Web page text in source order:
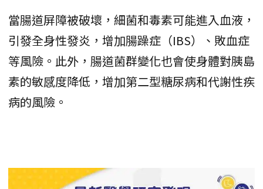
當腸道屏障被破壞，細菌和毒素可能進入血液，
引發全身性發炎，增加腸躁症（IBS）、敗血症
等風險。此外，腸道菌群變化也會使身體對胰島
素的敏感度降低，增加第二型糖尿病和代謝性疾
病的風險。